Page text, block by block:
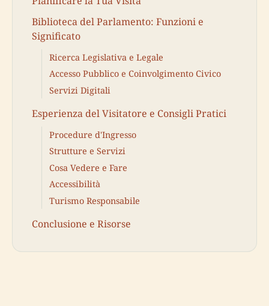
Biblioteca del Parlamento: Funzioni e
Significato
Ricerca Legislativa e Legale
Accesso Pubblico e Coinvolgimento Civico
Servizi Digitali
Esperienza del Visitatore e Consigli Pratici
Procedure d'Ingresso
Strutture e Servizi
Cosa Vedere e Fare
Accessibilità
Turismo Responsabile
Conclusione e Risorse